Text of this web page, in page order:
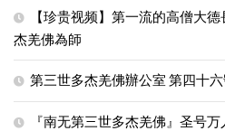
【珍贵视频】第一流的高僧大
杰羌佛為師
第三世多杰羌佛辦公室 第四十
『南无第三世多杰羌佛』圣号万